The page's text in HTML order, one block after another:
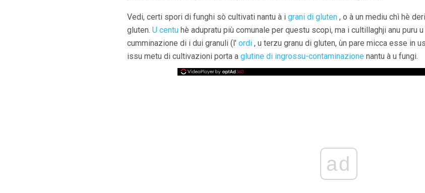
Vedi, certi spori di funghi sò cultivati ​​nantu à i grani di gluten , o à un mediu chì hè
gluten. U centu hè adupratu più comunale per questu scopi, ma i cultillaghji anu puru
cumminazione di i dui granuli (l' ordi , u terzu granu di gluten, ùn pare micca esse in
issu metu di cultivazioni porta a glutine di ingrossu-contaminazione nantu à u fungi.
ad